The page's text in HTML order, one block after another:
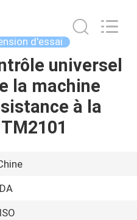
d'essai
universel
la machine
à la